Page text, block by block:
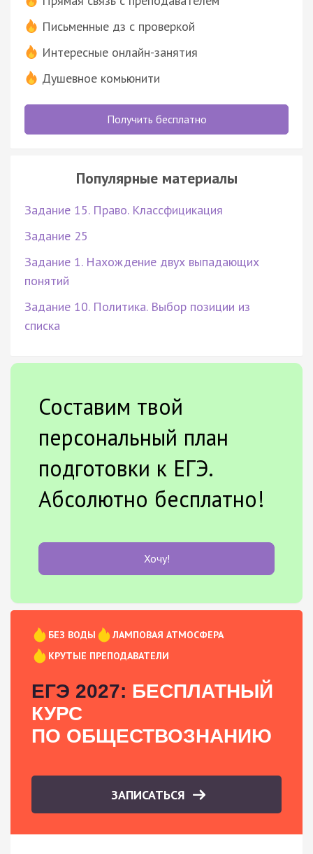
Письменные дз с проверкой
Интересные онлайн-занятия
Душевное комьюнити
Получить бесплатно
Популярные материалы
Задание 15. Право. Классфицикация
Задание 25
Задание 1. Нахождение двух выпадающих
понятий
Задание 10. Политика. Выбор позиции из
списка
Составим твой
персональный план
подготовки к ЕГЭ.
Абсолютно бесплатно!
Хочу!
БЕЗ ВОДЫ
ЛАМПОВАЯ АТМОСФЕРА
КРУТЫЕ ПРЕПОДАВАТЕЛИ
ЕГЭ 2027: БЕСПЛАТНЫЙ
КУРС
ПО ОБЩЕСТВОЗНАНИЮ
ЗАПИСАТЬСЯ